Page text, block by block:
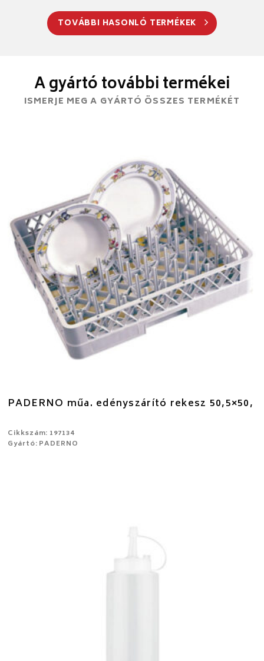
TOVÁBBI HASONLÓ TERMÉKEK
A gyártó további termékei
ISMERJE MEG A GYÁRTÓ ÖSSZES TERMÉKÉT
PADERNO műa. edényszárító rekesz 50,5×50,
Cikkszám: 197134
Gyártó: PADERNO